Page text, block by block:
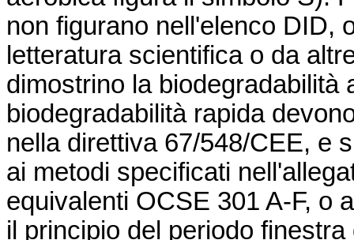
non figurano nell'elenco DID,
letteratura scientifica o da
dimostrino la biodegradabilità
biodegradabilità rapida
nella direttiva 67/548/CEE, e
ai metodi specificati
equivalenti OCSE 301 A-F, o
il principio del periodo